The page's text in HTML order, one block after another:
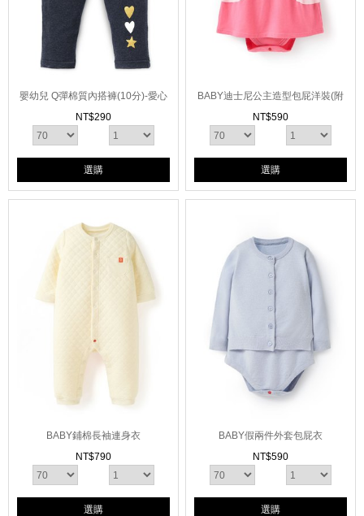
嬰幼兒 Q彈棉質內搭褲(10分)-愛心
NT$290
選購
BABY迪士尼公主造型包屁洋裝(附
髮帶)
NT$590
選購
BABY鋪棉長袖連身衣
NT$790
選購
BABY假兩件外套包屁衣
NT$590
選購